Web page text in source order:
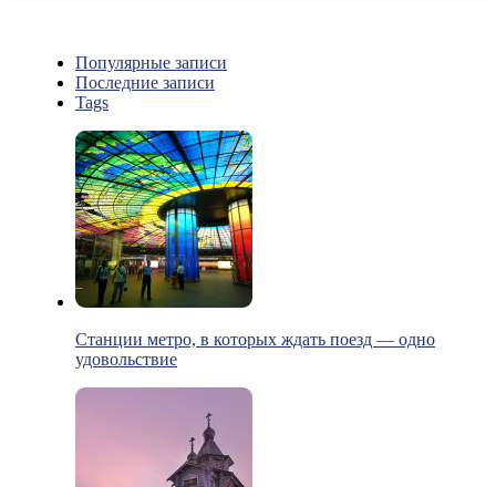
Популярные записи
Последние записи
Tags
Станции метро, в которых ждать поезд — одно
удовольствие